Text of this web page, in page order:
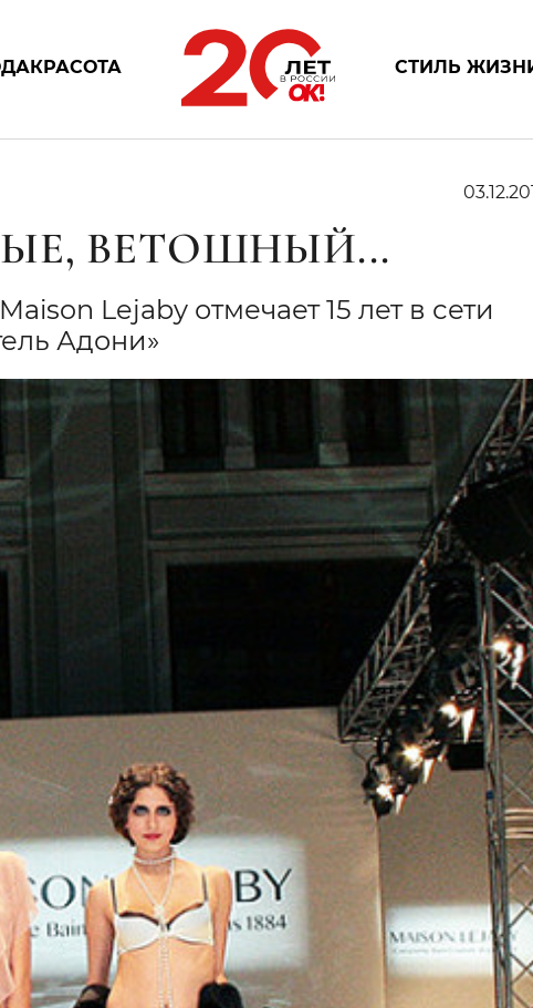
КРАСОТА СТИЛЬ
ВЕТОШНЫЙ...
Lejaby отмечает 15 лет в сети
Адони»